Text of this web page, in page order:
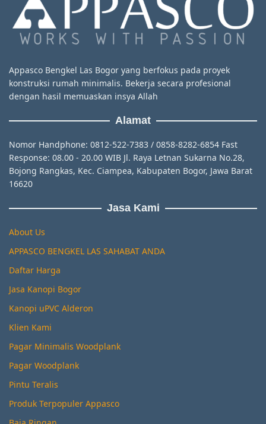
Appasco Bengkel Las Bogor yang berfokus pada proyek
konstruksi rumah minimalis. Bekerja secara profesional
dengan hasil memuaskan insya Allah
Alamat
Nomor Handphone: 0812-522-7383 / 0858-8282-6854 Fast
Response: 08.00 - 20.00 WIB Jl. Raya Letnan Sukarna No.28,
Bojong Rangkas, Kec. Ciampea, Kabupaten Bogor, Jawa Barat
16620
Jasa Kami
About Us
APPASCO BENGKEL LAS SAHABAT ANDA
Daftar Harga
Jasa Kanopi Bogor
Kanopi uPVC Alderon
Klien Kami
Pagar Minimalis Woodplank
Pagar Woodplank
Pintu Teralis
Produk Terpopuler Appasco